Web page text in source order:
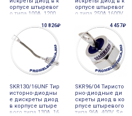
орпусе штыревог
о типа 100A 1200
орпусе штыревог
о типа 250A 1600V,
10 826₽
SKR130/16UNF Тир
исторно-диодны
е дискреты диод
в корпусе штыре
вого типа 130A 16
4 457₽
SKR96/04 Тиристо
рно-диодные ди
скреты диод в ко
рпусе штыревого
типа 96A 400V, Se